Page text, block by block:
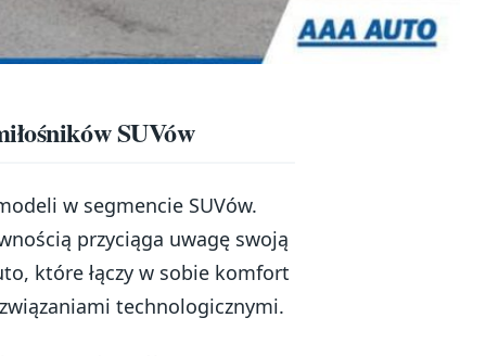
SUVów
w segmencie SUVów.
przyciąga uwagę swoją
które łączy w sobie komfort
technologicznymi.